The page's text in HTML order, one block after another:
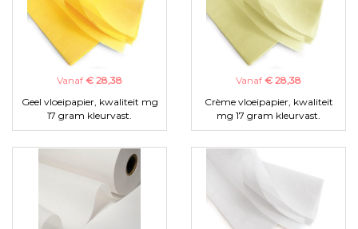
Vanaf € 28,38
Geel vloeipapier, kwaliteit mg
17 gram kleurvast.
Vanaf € 28,38
Crème vloeipapier, kwaliteit
mg 17 gram kleurvast.